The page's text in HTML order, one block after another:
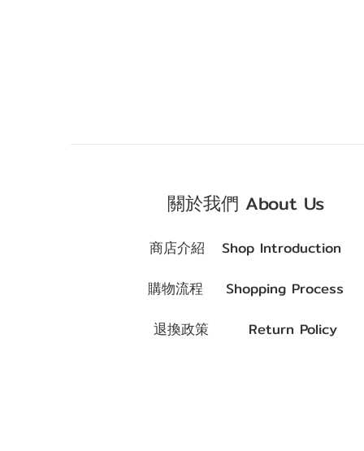
關於我們 About Us
商店介紹 Shop Introduction
購物流程 Shopping Process
退換政策 Return Policy